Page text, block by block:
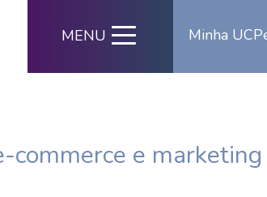
Minha
MENU
commerce e marketing